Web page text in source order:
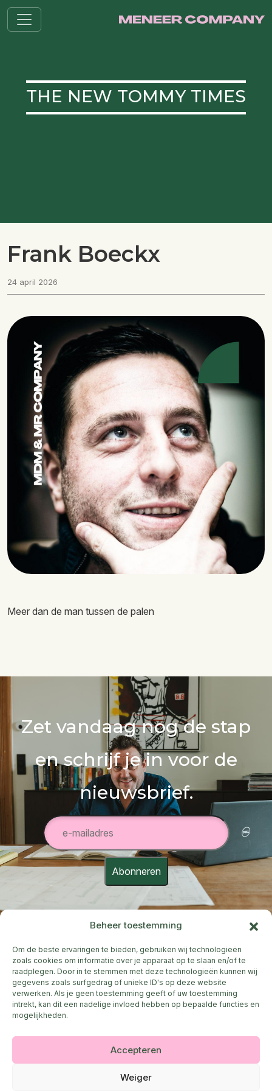
Beheer toestemming
Om de beste ervaringen te bieden, gebruiken wij technologieën
zoals cookies om informatie over je apparaat op te slaan en/of te
raadplegen. Door in te stemmen met deze technologieën kunnen wij
gegevens zoals surfgedrag of unieke ID's op deze website
verwerken. Als je geen toestemming geeft of uw toestemming
intrekt, kan dit een nadelige invloed hebben op bepaalde functies en
mogelijkheden.
Accepteren
Weiger
THE NEW TOMMY TIMES
Frank Boeckx
24 april 2026
Meer dan de man tussen de palen
Zet vandaag nog de stap
en schrijf je in voor de
nieuwsbrief.
Abonneren
2026 © Mr Company
Privacyverklaring•Cookiebeleid & voorkeuren
Jan Broeckaertlaan 2
9230 Wetteren
Kom, we zetten een koffie klaar en zien wel waar het
gesprek ons brengt.
Stuur me eenWhatsapp
president@meneercompany.be